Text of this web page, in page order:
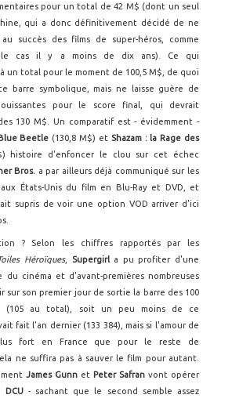
pour un total de 42 M$ (dont un seul
qui a donc définitivement décidé de ne
succès des films de super-héros, comme
le cas il y a moins de dix ans). Ce qui
à un total pour le moment de 100,5 M$, de quoi
barre symbolique, mais ne laisse guère de
pour le score final, qui devrait
130 M$. Un comparatif est - évidemment -
Blue Beetle (130,8 M$) et Shazam : la Rage des
histoire d'enfoncer le clou sur cet échec
Bros. a par ailleurs déjà communiqué sur les
États-Unis du film en Blu-Ray et DVD, et
supris de voir une option VOD arriver d'ici
? Selon les chiffres rapportés par les
Héroïques, Supergirl a pu profiter d'une
cinéma et d'avant-premières nombreuses
sur son premier jour de sortie la barre des 100
(105 au total), soit un peu moins de ce
fait l'an dernier (133 384), mais si l'amour de
fort en France que pour le reste de
ne suffira pas à sauver le film pour autant.
James Gunn et Peter Safran vont opérer
DCU- sachant que le second semble assez